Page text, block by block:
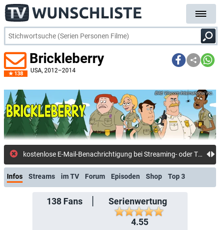
138
Brickleberry
USA, 2012–2014
Viacom International Inc.
kostenlose E-Mail-Benachrichtigung bei Streaming- oder TV-Start
Infos Streams im TV Forum Episoden Shop Top 3
138Fans
Serienwertung
4.55